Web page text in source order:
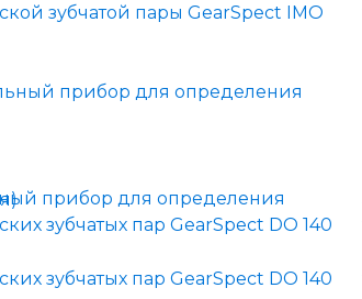
прибор для определения
зубчатых пар GearSpect DO 140